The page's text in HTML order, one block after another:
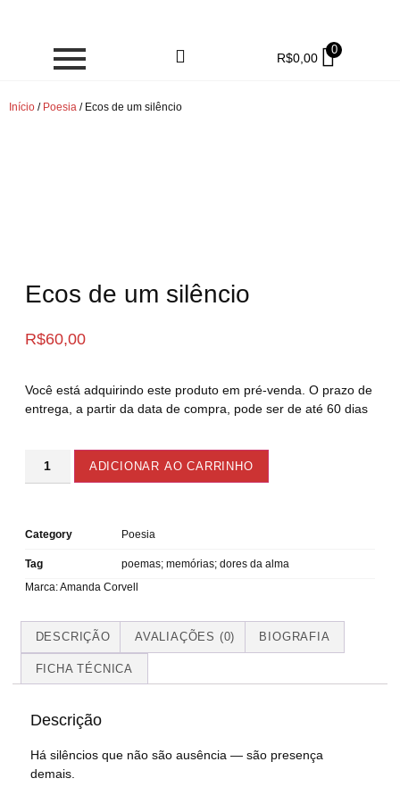
R$0,00
0
Início / Poesia / Ecos de um silêncio
Ecos de um silêncio
R$60,00
Você está adquirindo este produto em pré-venda. O prazo de
entrega, a partir da data de compra, pode ser de até 60 dias
ADICIONAR AO CARRINHO
Category Poesia
Tag
poemas; memórias; dores da alma
Marca:Amanda Corvell
DESCRIÇÃO AVALIAÇÕES (0) BIOGRAFIA
FICHA TÉCNICA
Descrição
Há silêncios que não são ausência — são presença
demais.